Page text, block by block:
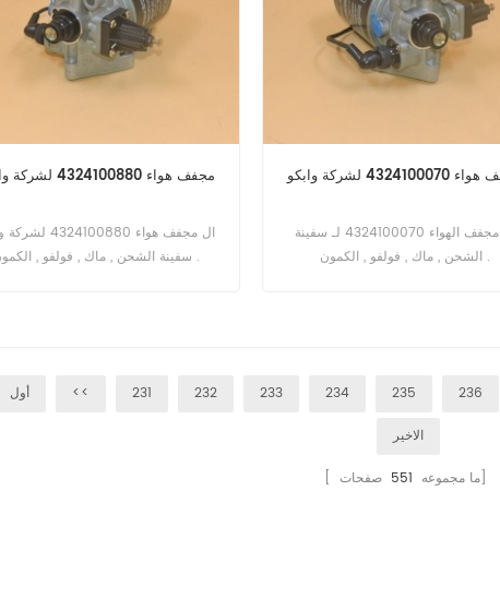
مجفف هواء 4324100880 لشركة وابكو
ال مجفف هواء
سفينة الشحن , ماك , فولفو , الكمون .
لشركة وابكو
ال مجفف الهواء 4324100070 لـ سفينة
الشحن , ماك , فولفو , الكمون .
أول << 231 232 233 234 235 236
الاخير
[ ما مجموعه 551 صفحات]